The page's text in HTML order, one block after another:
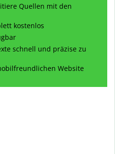
Quellen mit den
kostenlos
schnell und präzise zu
Website